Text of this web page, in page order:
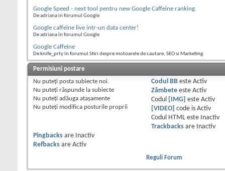
Google Speed - next tool pentru new Google Caffeine ranking
De adriana în forumul Google
Google caffeine live intr-un data center!
De adriana în forumul Google
Google Caffeine
De knife_prty în forumul Stiri despre motoarele de cautare, SEO si Marketing
Permisiuni postare
Nu puteţi posta subiecte noi.
Nu puteţi răspunde la subiecte
Nu puteţi adăuga ataşamente
Nu puteţi modifica posturile proprii
Codul BBeste Activ
Zâmbeteeste Activ
Codul
[IMG] este Activ
[VIDEO]
code is Activ
Codul HTML este
Inactiv
Trackbacksare
Inactiv
Pingbacks are
Inactiv
Refbacks are Activ
Reguli Forum